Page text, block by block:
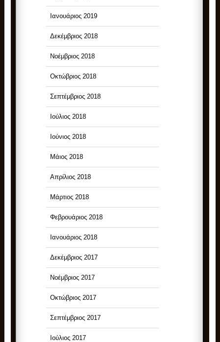
Ιανουάριος 2019
Δεκέμβριος 2018
Νοέμβριος 2018
Οκτώβριος 2018
Σεπτέμβριος 2018
Ιούλιος 2018
Ιούνιος 2018
Μάιος 2018
Απρίλιος 2018
Μάρτιος 2018
Φεβρουάριος 2018
Ιανουάριος 2018
Δεκέμβριος 2017
Νοέμβριος 2017
Οκτώβριος 2017
Σεπτέμβριος 2017
Ιούλιος 2017